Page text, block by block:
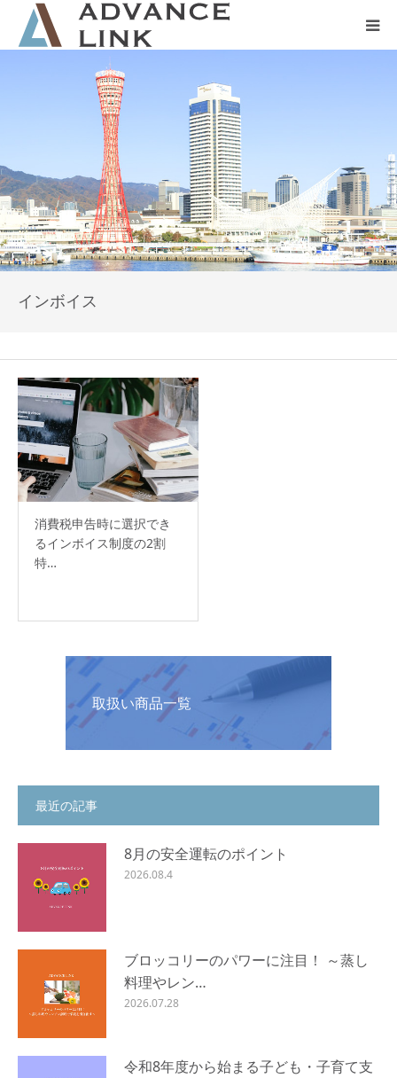
インボイス
消費税申告時に選択でき
るインボイス制度の2割
特…
取扱い商品一覧
最近の記事
8月の安全運転のポイント
2026.08.4
ブロッコリーのパワーに注目！ ～蒸し
料理やレン…
2026.07.28
令和8年度から始まる子ども・子育て支
会社概要
ネット保険
事業保険